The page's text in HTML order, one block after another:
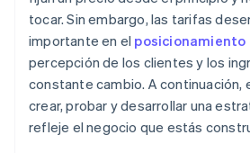
tocar. Sin embargo, las tarifas
importante en el posicionamiento
percepción de los clientes y los
constante cambio. A continuación,
crear, probar y desarrollar una
refleje el negocio que estás